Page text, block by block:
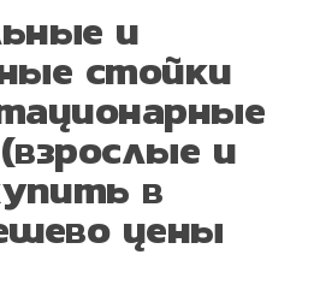
и
стойки
и
в
цены